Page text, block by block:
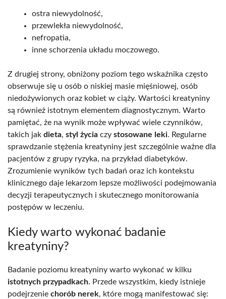
ostra niewydolność,
przewlekła niewydolność,
nefropatia,
inne schorzenia układu moczowego.
Z drugiej strony, obniżony poziom tego wskaźnika często
obserwuje się u osób o niskiej masie mięśniowej, osób
niedożywionych oraz kobiet w ciąży. Wartości kreatyniny
są również istotnym elementem diagnostycznym. Warto
pamiętać, że na wynik może wpływać wiele czynników,
takich jak dieta, styl życia czy stosowane leki. Regularne
sprawdzanie stężenia kreatyniny jest szczególnie ważne dla
pacjentów z grupy ryzyka, na przykład diabetyków.
Zrozumienie wyników tych badań oraz ich kontekstu
klinicznego daje lekarzom lepsze możliwości podejmowania
decyzji terapeutycznych i skutecznego monitorowania
postępów w leczeniu.
Kiedy warto wykonać badanie
kreatyniny?
Badanie poziomu kreatyniny warto wykonać w kilku
istotnych przypadkach. Przede wszystkim, kiedy istnieje
podejrzenie chorób nerek, które mogą manifestować się: